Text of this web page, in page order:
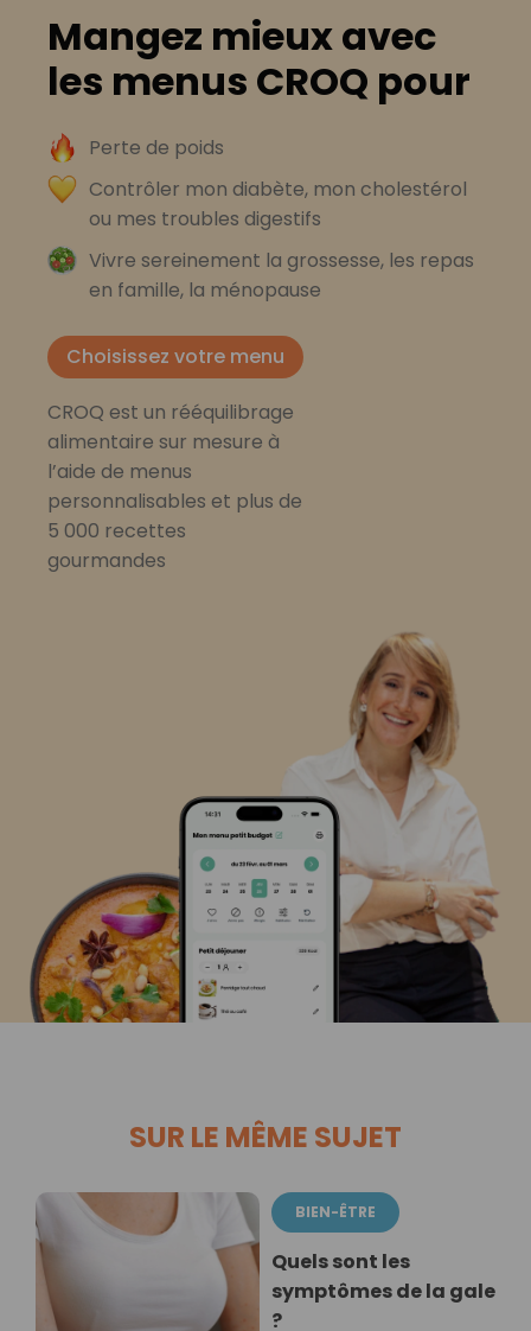
Mangez mieux avec
les menus CROQ pour
Perte de poids
Contrôler mon diabète, mon cholestérol
ou mes troubles digestifs
Vivre sereinement la grossesse, les repas
en famille, la ménopause
Choisissez votre menu
CROQ est un rééquilibrage
alimentaire sur mesure à
l’aide de menus
personnalisables et plus de
5 000 recettes
gourmandes
SUR LE MÊME SUJET
BIEN-ÊTRE
Quels sont les
symptômes de la gale
?